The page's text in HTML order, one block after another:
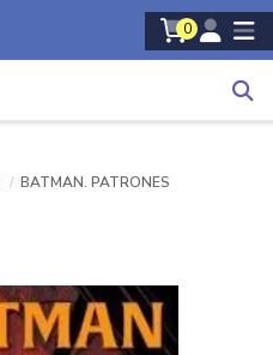
0
BATMAN. PATRONES